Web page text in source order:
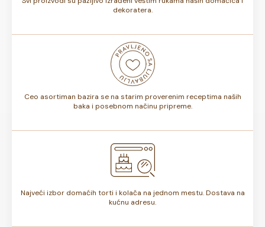
dekoratera.
Ceo asortiman bazira se na starim proverenim receptima naših
baka i posebnom načinu pripreme.
Najveći izbor domaćih torti i kolača na jednom mestu. Dostava na
kućnu adresu.